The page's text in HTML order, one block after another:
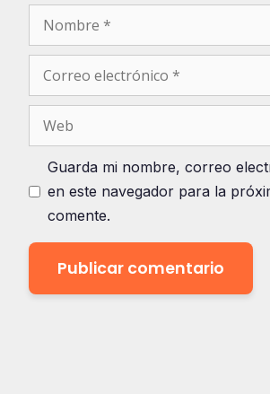
Nombre
Correo
Web
Guarda mi nombre, correo
en este navegador para la
comente.